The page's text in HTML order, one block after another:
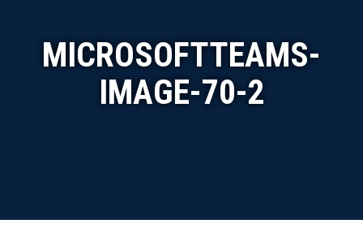
MICROSOFTTEAMS-
IMAGE-70-2